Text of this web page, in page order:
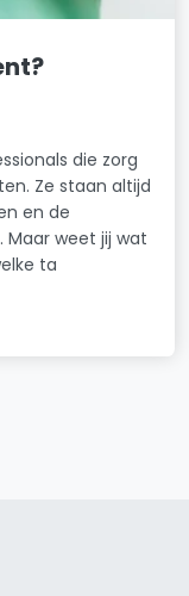
die zorg
Ze staan altijd
en de
weet jij wat
ta